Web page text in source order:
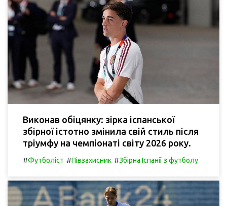
Виконав обіцянку: зірка іспанської
збірної істотно змінила свій стиль після
тріумфу на чемпіонаті світу 2026 року.
#Футболіст #Півзахисник #Збірна Іспанії з футболу